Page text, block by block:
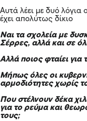
Αυτά λέει με δυό λόγια
έχει απολύτως δίκιο
Ναι τα σχολεία με
Σέρρες, αλλά και σε
Αλλά ποιος φταίει για
Μήπως όλες οι
αρμοδιότητες χωρίς
Που στέλνουν δέκα
για το ρεύμα και
τους;